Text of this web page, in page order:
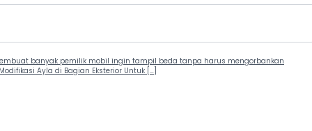
banyak pemilik mobil ingin tampil beda tanpa harus mengorbankan
Ayla di Bagian Eksterior Untuk […]